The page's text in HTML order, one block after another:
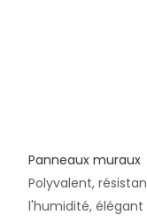
Panneaux muraux
Polyvalent,
l'humidité, élégant